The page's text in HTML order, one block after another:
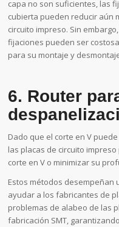
capa no son suficientes, las
cubierta pueden reducir aún
circuito impreso. Sin
fijaciones pueden ser
para su montaje y
6. Router
Dado que el corte en V
las placas de circuito
corte en V o minimizar su
Estos métodos desempeñan
ayudar a los fabricantes de
problemas de alabeo de las
fabricación SMT,